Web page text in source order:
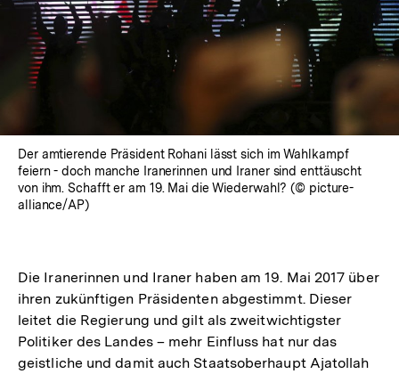
Der amtierende Präsident Rohani lässt sich im Wahlkampf
feiern - doch manche Iranerinnen und Iraner sind enttäuscht
von ihm. Schafft er am 19. Mai die Wiederwahl? (© picture-
alliance/AP)
Die Iranerinnen und Iraner haben am 19. Mai 2017 über
ihren zukünftigen Präsidenten abgestimmt. Dieser
leitet die Regierung und gilt als zweitwichtigster
Politiker des Landes – mehr Einfluss hat nur das
geistliche und damit auch Staatsoberhaupt Ajatollah